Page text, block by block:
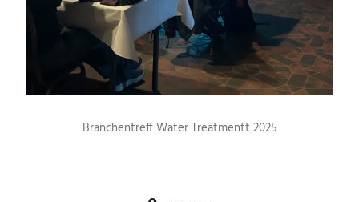
Branchentreff Water Treatmentt 2025